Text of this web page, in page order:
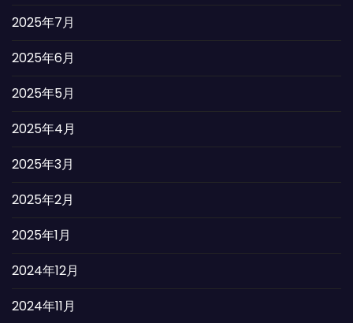
2025年7月
2025年6月
2025年5月
2025年4月
2025年3月
2025年2月
2025年1月
2024年12月
2024年11月